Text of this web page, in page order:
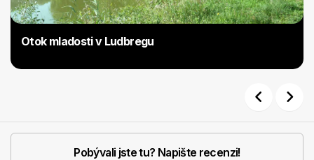
Otok mladosti v Ludbregu
Pobývali jste tu? Napište recenzi!